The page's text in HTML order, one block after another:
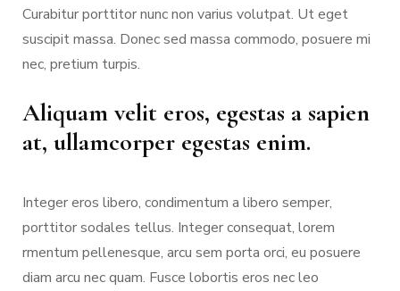
Curabitur porttitor nunc non varius volutpat. Ut eget
suscipit massa. Donec sed massa commodo, posuere mi
nec, pretium turpis.
Aliquam velit eros, egestas a sapien
at, ullamcorper egestas enim.
Integer eros libero, condimentum a libero semper,
porttitor sodales tellus. Integer consequat, lorem
rmentum pellenesque, arcu sem porta orci, eu posuere
diam arcu nec quam. Fusce lobortis eros nec leo